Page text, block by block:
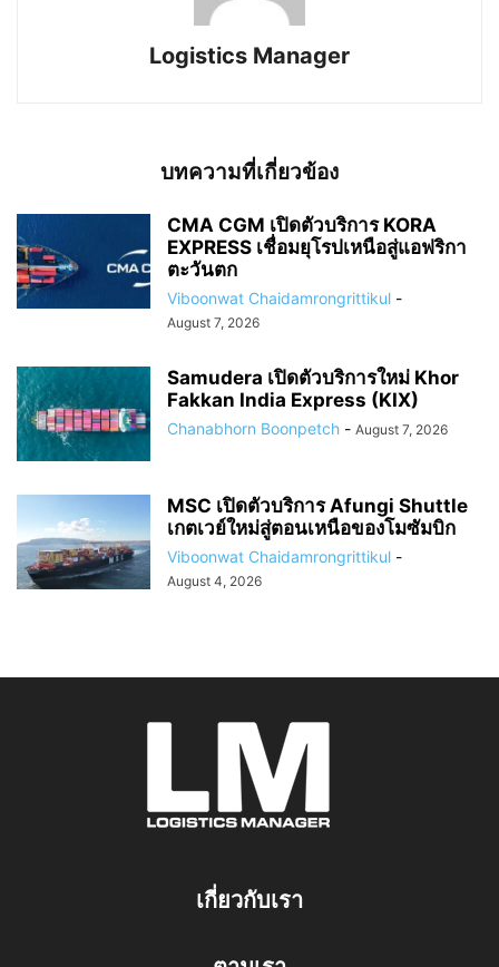
Logistics Manager
บทความที่เกี่ยวข้อง
CMA CGM เปิดตัวบริการ KORA
EXPRESS เชื่อมยุโรปเหนือสู่แอฟริกา
ตะวันตก
Viboonwat Chaidamrongrittikul -
August 7, 2026
Samudera เปิดตัวบริการใหม่ Khor
Fakkan India Express (KIX)
Chanabhorn Boonpetch - August 7, 2026
MSC เปิดตัวบริการ Afungi Shuttle
เกตเวย์ใหม่สู่ตอนเหนือของโมซัมบิก
Viboonwat Chaidamrongrittikul -
August 4, 2026
เกี่ยวกับเรา